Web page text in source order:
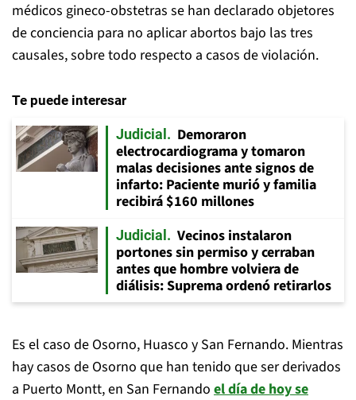
médicos gineco-obstetras se han declarado objetores
de conciencia para no aplicar abortos bajo las tres
causales, sobre todo respecto a casos de violación.
Te puede interesar
Judicial
Demoraron
electrocardiograma y tomaron
malas decisiones ante signos de
infarto: Paciente murió y familia
recibirá $160 millones
Judicial
Vecinos instalaron
portones sin permiso y cerraban
antes que hombre volviera de
diálisis: Suprema ordenó retirarlos
Es el caso de Osorno, Huasco y San Fernando. Mientras
hay casos de Osorno que han tenido que ser derivados
a Puerto Montt, en San Fernando el día de hoy se